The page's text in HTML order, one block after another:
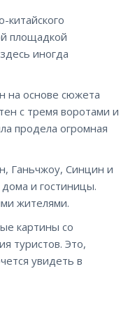
китайского
площадкой
иногда
на основе сюжета
с тремя воротами и
продела огромная
Ганьчжоу, Синцин и
и гостиницы.
жителями.
картины со
туристов. Это,
увидеть в